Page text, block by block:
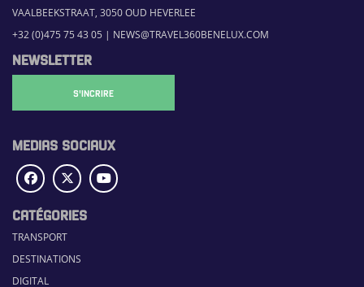
VAALBEEKSTRAAT, 3050 OUD HEVERLEE
+32 (0)475 75 43 05 | NEWS@TRAVEL360BENELUX.COM
NEWSLETTER
S'INCRIRE
MEDIAS SOCIAUX
CATÉGORIES
TRANSPORT
DESTINATIONS
DIGITAL